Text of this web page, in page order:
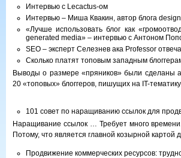
Интервью с Lecactus-ом
Интервью – Миша Квакин, автор блога
«Лучше использовать блог как
generated media» – интервью с Антоном
SEO – эксперт Селезнев ака Professor
Сколько платят топовым западным
Выводы о размере «пряников» были сделаны
20 «топовых» блоггеров, пишущих на IT-
101 совет по наращиванию ссылок для
Наращивание ссылок … Требует много
Потому, что является главной козырной картой
Продвижение коммерческих ресурсов: